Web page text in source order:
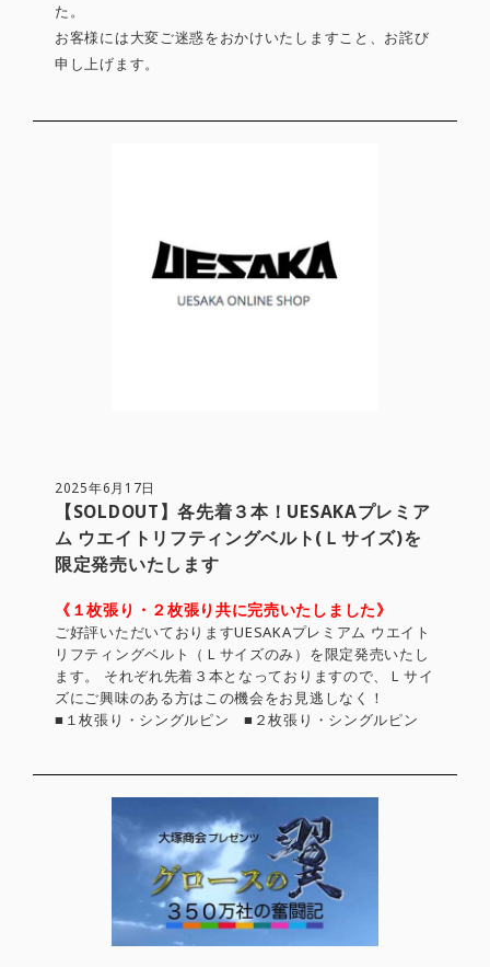
た。
お客様には大変ご迷惑をおかけいたしますこと、お詫び
申し上げます。
2025年6月17日
【SOLDOUT】各先着３本！UESAKAプレミア
ム ウエイトリフティングベルト(Ｌサイズ)を
限定発売いたします
《１枚張り・２枚張り共に完売いたしました》
ご好評いただいておりますUESAKAプレミアム ウエイト
リフティングベルト（Ｌサイズのみ）を限定発売いたし
ます。 それぞれ先着３本となっておりますので、Ｌサイ
ズにご興味のある方はこの機会をお見逃しなく！
■１枚張り・シングルピン ■２枚張り・シングルピン